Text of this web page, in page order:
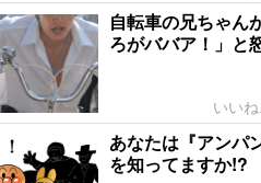
自転車の兄ちゃん
ろがババア！」と
いい
あなたは『アンパ
を知ってますか!?